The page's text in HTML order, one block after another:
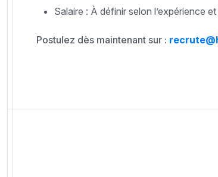
Salaire : À définir selon l’expérience
Postulez dès maintenant sur :